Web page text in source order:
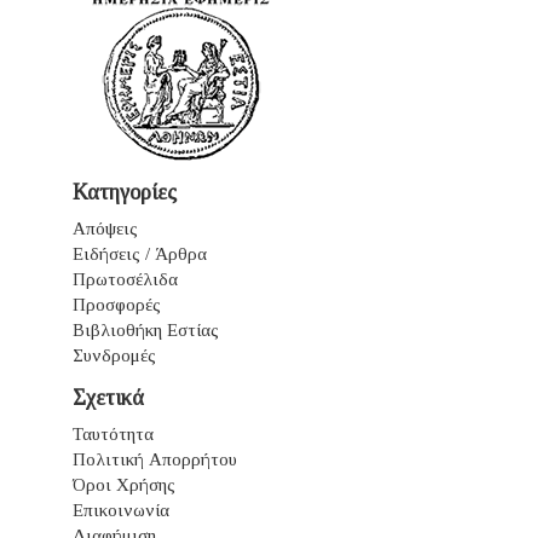
Κατηγορίες
Απόψεις
Ειδήσεις / Άρθρα
Πρωτοσέλιδα
Προσφορές
Βιβλιοθήκη Εστίας
Συνδρομές
Σχετικά
Ταυτότητα
Πολιτική Απορρήτου
Όροι Χρήσης
Επικοινωνία